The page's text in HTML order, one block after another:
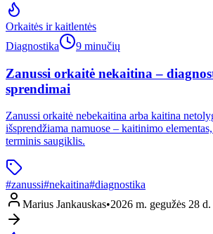
Orkaitės ir kaitlentės
Diagnostika
9 minučių
Zanussi orkaitė nekaitina –
sprendimai
Zanussi orkaitė nebekaitina arba kaitina
išsprendžiama namuose – kaitinimo
terminis saugiklis.
#zanussi#nekaitina#diagnostika
Marius Jankauskas•2026 m. gegužės 28 d.